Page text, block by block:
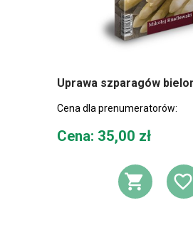
Uprawa szparagów
Cena dla prenumeratorów:
Cena
Cena: 35,00 zł